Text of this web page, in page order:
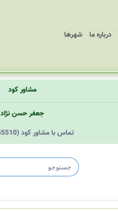
درباره ما شهرها
مشاور کود
جعفر حسن نژاد
(09190555510) تماس با مشاور کود